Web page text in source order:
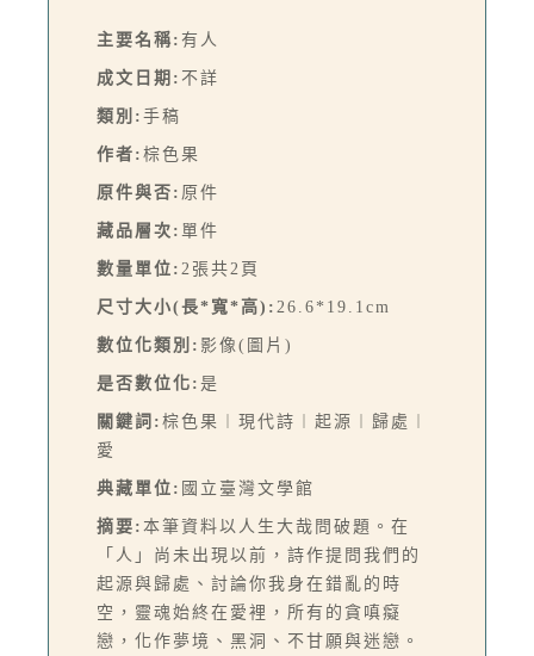
主要名稱: 有人
成文日期: 不詳
類別: 手稿
作者: 棕色果
原件與否: 原件
藏品層次: 單件
數量單位: 2張共2頁
尺寸大小(長*寬*高): 26.6*19.1cm
數位化類別: 影像(圖片)
是否數位化: 是
關鍵詞: 棕色果︱現代詩︱起源︱歸處︱
愛
典藏單位: 國立臺灣文學館
摘要: 本筆資料以人生大哉問破題。在
「人」尚未出現以前，詩作提問我們的
起源與歸處、討論你我身在錯亂的時
空，靈魂始終在愛裡，所有的貪嗔癡
戀，化作夢境、黑洞、不甘願與迷戀。